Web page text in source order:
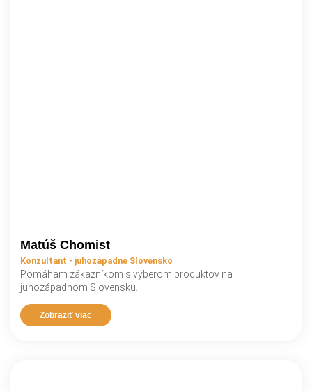
Matúš Chomist
Konzultant - juhozápadné Slovensko
Pomáham zákazníkom s výberom produktov na
juhozápadnom Slovensku.
Zobraziť viac